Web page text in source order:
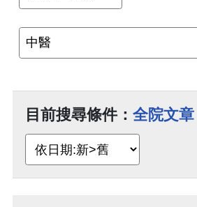
目前搜尋條件： 全院文章